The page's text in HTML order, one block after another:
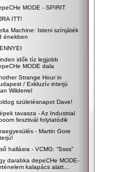
MODE - SPIRIT
ITT!
Machine: Isteni színjáték
énekben
idők tíz legjobb
MODE dala
Strange Hour in
/ Exkluzív interjú
Wilderrel
születésnapot Dave!
tavasza - Az Industrial
fesztivál folytatódik
- Martin Gore
hallásra - VCMG: “Ssss”
darabka depeCHe MODE-
kalapács alatt…